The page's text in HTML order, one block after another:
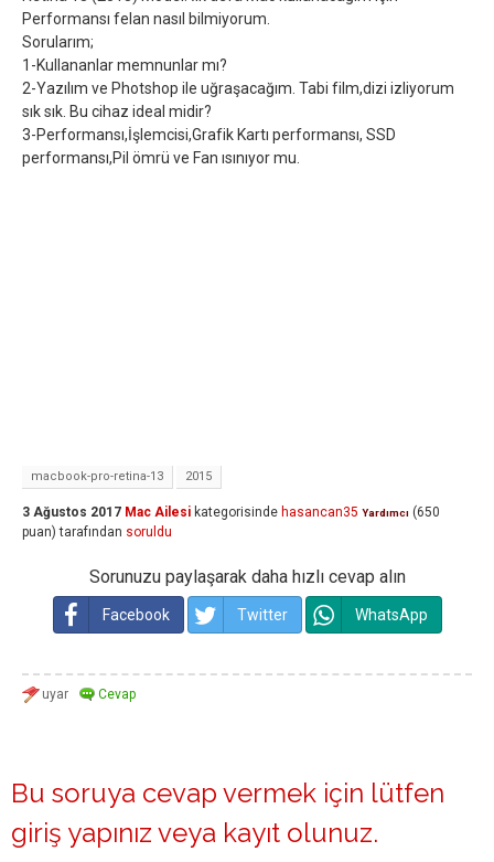
Performansı felan nasıl bilmiyorum.
Sorularım;
1-Kullananlar memnunlar mı?
2-Yazılım ve Photshop ile uğraşacağım. Tabi film,dizi izliyorum
sık sık. Bu cihaz ideal midir?
3-Performansı,İşlemcisi,Grafik Kartı performansı, SSD
performansı,Pil ömrü ve Fan ısınıyor mu.
macbook-pro-retina-13 2015
3 Ağustos 2017 Mac Ailesi kategorisinde hasancan35 Yardımcı (650
puan) tarafından soruldu
Sorunuzu paylaşarak daha hızlı cevap alın
Facebook Twitter WhatsApp
Bu soruya cevap vermek için lütfen
giriş yapınız veya kayıt olunuz.